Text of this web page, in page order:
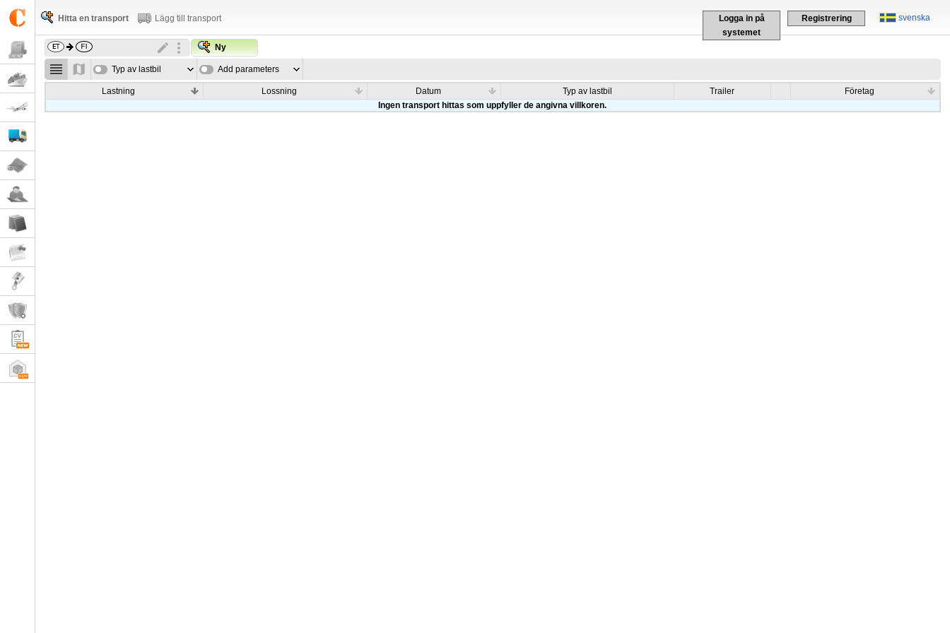
svenska
Logga in på
systemet
Registrering
Hitta en transport Lägg till transport
Ny
Typ av lastbil Add parameters
Lastning Lossning Datum Typ av lastbil Trailer
Företag
Ingen transport hittas som uppfyller de angivna villkoren.